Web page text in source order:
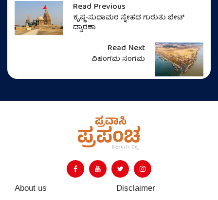
Read Previous
ಕೃಷ್ಣ-ಸುಧಾಮರ ಸ್ನೇಹದ ಗುರುತು ಬೇಟ್
ದ್ವಾರಕಾ
Read Next
ವಿಹಂಗಮ ಸಂಗಮ
About us
Disclaimer